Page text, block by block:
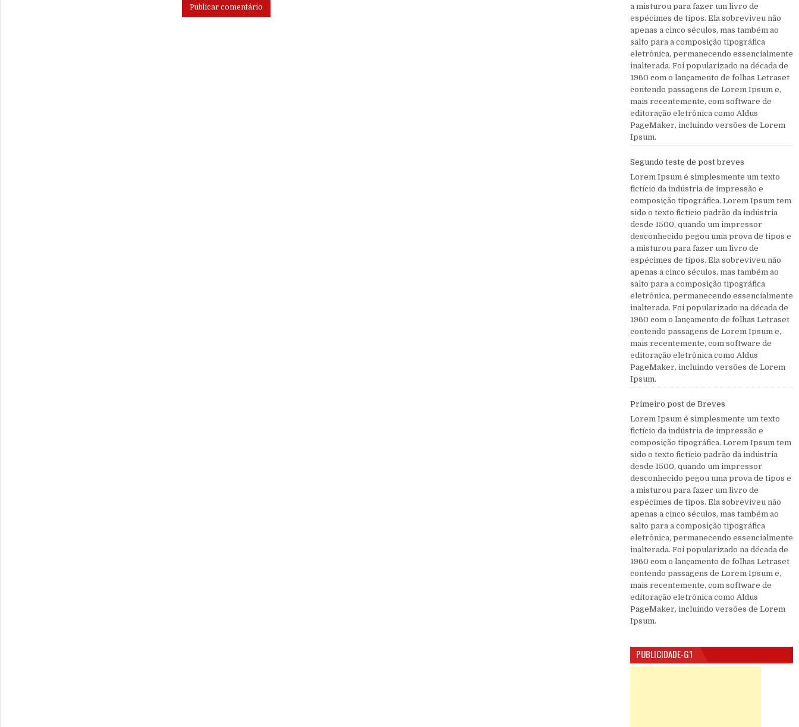
a misturou para fazer um livro de
espécimes de tipos. Ela sobreviveu não
apenas a cinco séculos, mas também ao
salto para a composição tipográfica
eletrônica, permanecendo essencialmente
inalterada. Foi popularizado na década de
1960 com o lançamento de folhas Letraset
contendo passagens de Lorem Ipsum e,
mais recentemente, com software de
editoração eletrônica como Aldus
PageMaker, incluindo versões de Lorem
Ipsum.
Segundo teste de post breves
Lorem Ipsum é simplesmente um texto
fictício da indústria de impressão e
composição tipográfica. Lorem Ipsum tem
sido o texto fictício padrão da indústria
desde 1500, quando um impressor
desconhecido pegou uma prova de tipos e
a misturou para fazer um livro de
espécimes de tipos. Ela sobreviveu não
apenas a cinco séculos, mas também ao
salto para a composição tipográfica
eletrônica, permanecendo essencialmente
inalterada. Foi popularizado na década de
1960 com o lançamento de folhas Letraset
contendo passagens de Lorem Ipsum e,
mais recentemente, com software de
editoração eletrônica como Aldus
PageMaker, incluindo versões de Lorem
Ipsum.
Primeiro post de Breves
Lorem Ipsum é simplesmente um texto
fictício da indústria de impressão e
composição tipográfica. Lorem Ipsum tem
sido o texto fictício padrão da indústria
desde 1500, quando um impressor
desconhecido pegou uma prova de tipos e
a misturou para fazer um livro de
espécimes de tipos. Ela sobreviveu não
apenas a cinco séculos, mas também ao
salto para a composição tipográfica
eletrônica, permanecendo essencialmente
inalterada. Foi popularizado na década de
1960 com o lançamento de folhas Letraset
contendo passagens de Lorem Ipsum e,
mais recentemente, com software de
editoração eletrônica como Aldus
PageMaker, incluindo versões de Lorem
Ipsum.
PUBLICIDADE-G1